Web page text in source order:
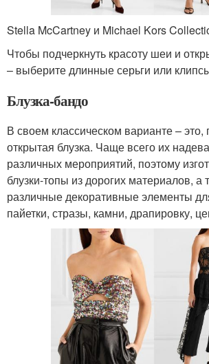
Stella McCartney и Michael Kors
Чтобы подчеркнуть красоту шеи и
– выберите длинные серьги или
Блузка-бандо
В своем классическом варианте –
открытая блузка. Чаще всего их
различных мероприятий, поэтому
блузки-топы из дорогих материалов, а
различные декоративные элементы
пайетки, стразы, камни, драпировку,